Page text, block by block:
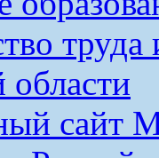
труда
области
сайт